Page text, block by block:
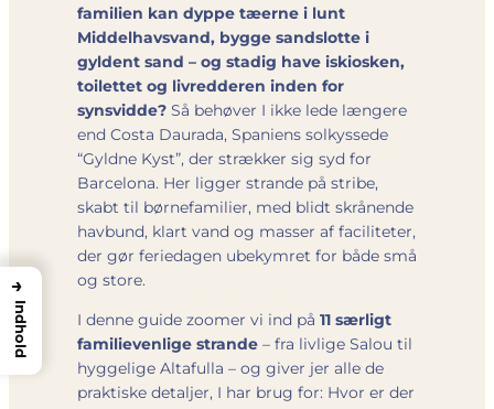
familien kan dyppe tæerne i lunt
Middelhavsvand, bygge sandslotte i
gyldent sand – og stadig have iskiosken,
toilettet og livredderen inden for
synsvidde? Så behøver I ikke lede længere
end Costa Daurada, Spaniens solkyssede
“Gyldne Kyst”, der strækker sig syd for
Barcelona. Her ligger strande på stribe,
skabt til børnefamilier, med blidt skrånende
havbund, klart vand og masser af faciliteter,
der gør feriedagen ubekymret for både små
og store.
I denne guide zoomer vi ind på 11 særligt
familievenlige strande – fra livlige Salou til
hyggelige Altafulla – og giver jer alle de
praktiske detaljer, I har brug for: Hvor er der
→
Indhold